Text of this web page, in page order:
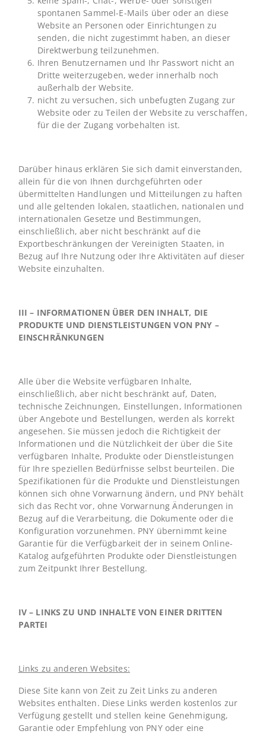
spontanen Sammel-E-Mails über oder an diese
Website an Personen oder Einrichtungen zu
senden, die nicht zugestimmt haben, an dieser
Direktwerbung teilzunehmen.
Ihren Benutzernamen und Ihr Passwort nicht an
Dritte weiterzugeben, weder innerhalb noch
außerhalb der Website.
nicht zu versuchen, sich unbefugten Zugang zur
Website oder zu Teilen der Website zu verschaffen,
für die der Zugang vorbehalten ist.
Darüber hinaus erklären Sie sich damit einverstanden,
allein für die von Ihnen durchgeführten oder
übermittelten Handlungen und Mitteilungen zu haften
und alle geltenden lokalen, staatlichen, nationalen und
internationalen Gesetze und Bestimmungen,
einschließlich, aber nicht beschränkt auf die
Exportbeschränkungen der Vereinigten Staaten, in
Bezug auf Ihre Nutzung oder Ihre Aktivitäten auf dieser
Website einzuhalten.
III – INFORMATIONEN ÜBER DEN INHALT, DIE
PRODUKTE UND DIENSTLEISTUNGEN VON PNY –
EINSCHRÄNKUNGEN
Alle über die Website verfügbaren Inhalte,
einschließlich, aber nicht beschränkt auf, Daten,
technische Zeichnungen, Einstellungen, Informationen
über Angebote und Bestellungen, werden als korrekt
angesehen. Sie müssen jedoch die Richtigkeit der
Informationen und die Nützlichkeit der über die Site
verfügbaren Inhalte, Produkte oder Dienstleistungen
für Ihre speziellen Bedürfnisse selbst beurteilen. Die
Spezifikationen für die Produkte und Dienstleistungen
können sich ohne Vorwarnung ändern, und PNY behält
sich das Recht vor, ohne Vorwarnung Änderungen in
Bezug auf die Verarbeitung, die Dokumente oder die
Konfiguration vorzunehmen. PNY übernimmt keine
Garantie für die Verfügbarkeit der in seinem Online-
Katalog aufgeführten Produkte oder Dienstleistungen
zum Zeitpunkt Ihrer Bestellung.
IV – LINKS ZU UND INHALTE VON EINER DRITTEN
PARTEI
Links zu anderen Websites:
Diese Site kann von Zeit zu Zeit Links zu anderen
Websites enthalten. Diese Links werden kostenlos zur
Verfügung gestellt und stellen keine Genehmigung,
Garantie oder Empfehlung von PNY oder eine